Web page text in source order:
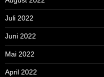
Juli 2022
Juni 2022
Mai 2022
April 2022